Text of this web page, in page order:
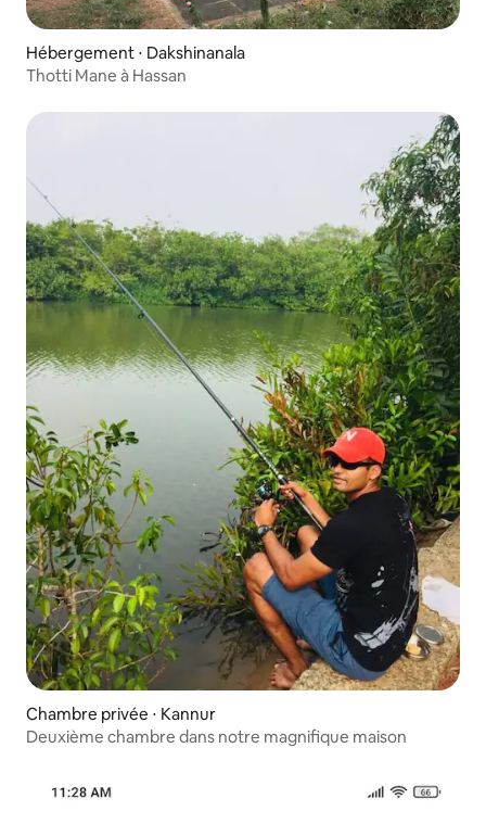
Hébergement ⋅ Dakshinanala
Thotti Mane à Hassan
Chambre privée ⋅ Kannur
Deuxième chambre dans notre magnifique maison